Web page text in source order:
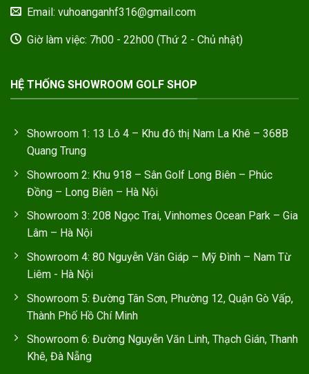
Email: vuhoanganhf316@gmail.com
Giờ làm việc: 7h00 - 22h00 (Thứ 2 - Chủ nhật)
HỆ THỐNG SHOWROOM GOLF SHOP
Showroom 1: 13 Lô 4 – Khu đô thị Nam La Khê – 368B
Quang Trung
Showroom 2: Khu 918 – Sân Golf Long Biên – Phúc
Đồng – Long Biên – Hà Nội
Showroom 3: 208 Ngọc Trai, Vinhomes Ocean Park – Gia
Lâm – Hà Nội
Showroom 4: 80 Nguyễn Văn Giáp – Mỹ Đình – Nam Từ
Liêm - Hà Nội
Showroom 5: Đường Tân Sơn, Phường 12, Quận Gò Vấp,
Thành Phố Hồ Chí Minh
Showroom 6: Đường Nguyễn Văn Linh, Thạch Gián, Thanh
Khê, Đà Nẵng